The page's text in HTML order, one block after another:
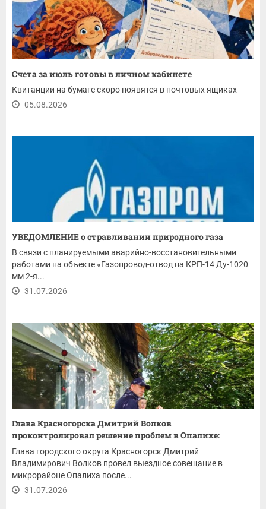
Счета за июль готовы в личном кабинете
Квитанции на бумаге скоро появятся в почтовых ящиках
05.08.2026
УВЕДОМЛЕНИЕ о стравливании природного газа
В связи с планируемыми аварийно-восстановительными
работами на объекте «Газопровод-отвод на КРП-14 Ду-1020
мм 2-я...
31.07.2026
Глава Красногорска Дмитрий Волков
проконтролировал решение проблем в Опалихе:
ремонт...
Глава городского округа Красногорск Дмитрий
Владимирович Волков провел выездное совещание в
микрорайоне Опалиха после...
31.07.2026